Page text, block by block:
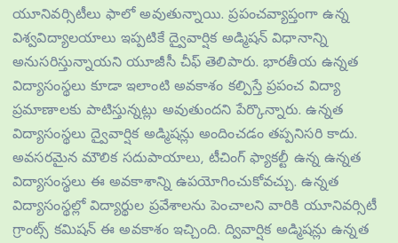
యూనివర్సిటీలు ఫాలో అవుతున్నాయి. ప్రపంచవ్యాప్తంగా ఉన్న
విశ్వవిద్యాలయాలు ఇప్పటికే ద్వైవార్షిక అడ్మిషన్ విధానాన్ని
అనుసరిస్తున్నాయని యూజీసీ చీఫ్ తెలిపారు. భారతీయ ఉన్నత
విద్యాసంస్థలు కూడా ఇలాంటి అవకాశం కల్పిస్తే ప్రపంచ విద్యా
ప్రమాణాలకు పాటిస్తున్నట్లు అవుతుందని పేర్కొన్నారు. ఉన్నత
విద్యాసంస్థలు ద్వైవార్షిక అడ్మిషన్లు అందించడం తప్పనిసరి కాదు.
అవసరమైన మౌలిక సదుపాయాలు, టీచింగ్ ఫ్యాకల్టీ ఉన్న ఉన్నత
విద్యాసంస్థలు ఈ అవకాశాన్ని ఉపయోగించుకోవచ్చు. ఉన్నత
విద్యాసంస్థల్లో విద్యార్థుల ప్రవేశాలను పెంచాలని వారికి యూనివర్సిటీ
గ్రాంట్స్ కమిషన్ ఈ అవకాశం ఇచ్చింది. ద్వివార్షిక అడ్మిషన్లు ఉన్నత